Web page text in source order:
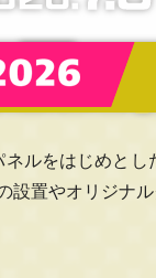
ルをはじめと
置やオリジナル